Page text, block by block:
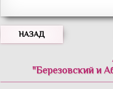
НАЗАД
"Березовский и